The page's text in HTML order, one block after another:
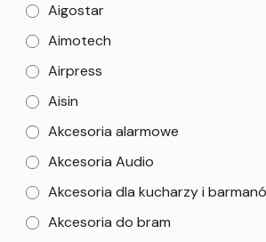
Aigostar
Aimotech
Airpress
Aisin
Akcesoria alarmowe
Akcesoria Audio
Akcesoria dla kucharzy i
Akcesoria do bram